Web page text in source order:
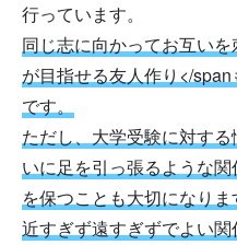
行っています。
同じ志に向かってお互い
が目指せる友人作り</
です。
ただし、大学受験に対す
いに足を引っ張るような
を保つことも大切になりま
近すぎず遠すぎずでよい